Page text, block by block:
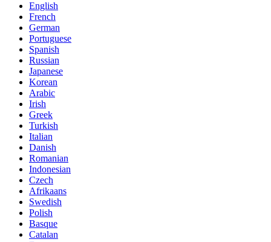
English
French
German
Portuguese
Spanish
Russian
Japanese
Korean
Arabic
Irish
Greek
Turkish
Italian
Danish
Romanian
Indonesian
Czech
Afrikaans
Swedish
Polish
Basque
Catalan